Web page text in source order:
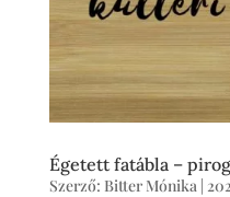
Égetett fatábla –
Szerző: Bitter Mónika |